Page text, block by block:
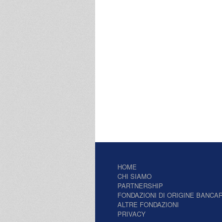
HOME
CHI SIAMO
PARTNERSHIP
FONDAZIONI DI ORIGINE
ALTRE FONDAZIONI
PRIVACY